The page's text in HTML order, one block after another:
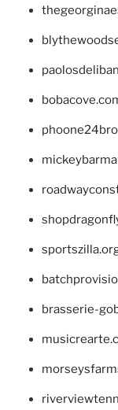
brasserie-